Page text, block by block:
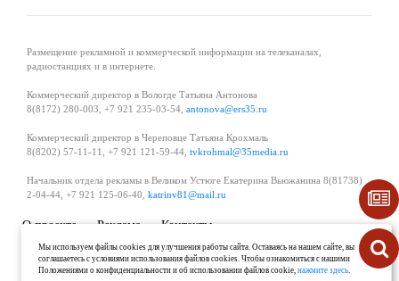
Размещение рекламной и коммерческой информации на телеканалах,
радиостанциях и в интернете.
Коммерческий директор в Вологде Татьяна Антонова
8(8172) 280-003, +7 921 235-03-54, antonova@ers35.ru
Коммерческий директор в Череповце Татьяна Крохмаль
8(8202) 57-11-11, +7 921 121-59-44, tvkrohmal@35media.ru
Начальник отдела рекламы в Великом Устюге Екатерина Вьюжанина 8(81738)
2-04-44, +7 921 125-06-40, katrinv81@mail.ru
О проекте Реклама
Контакты
Политика в области обработки и защиты персональных данных
Мы используем файлы cookies для улучшения работы сайта. Оставаясь на нашем сайте, вы
соглашаетесь с условиями использования файлов cookies. Чтобы ознакомиться с нашими
Положениями о конфиденциальности и об использовании файлов cookie,нажмите здесь.